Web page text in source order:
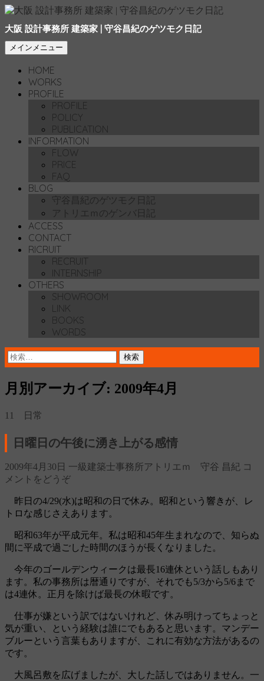
大阪 設計事務所 建築家 | 守谷昌紀のゲツモク日記
検
索
メインメニュー
へ
移
動
HOME
WORKS
PROFILE
PROFILE
POLICY
PUBLICATION
INFORMATION
FLOW
PRICE
FAQ
BLOG
守谷昌紀のゲツモク日記
アトリエｍのゲンバ日記
ACCESS
CONTACT
RICRUIT
RECRUIT
INTERNSHIP
OTHERS
SHOWROOM
LINK
BOOKS
WORDS
検
索:
月別アーカイブ: 2009年4月
11 日常
日曜日の午後に湧き上がる感情
2009年4月30日 一級建築士事務所アトリエｍ 守谷 昌紀 コ
メントをどうぞ
昨日の4/29(水)は昭和の日で休み。昭和という響きが、レ
トロな感じさえあります。
昭和63年が平成元年。私は昭和45年生まれなので、知らぬ
間に平成で過ごした時間のほうが長くなりました。
今年のゴールデンウィークは最長16連休という話しもあり
ます。私の事務所は暦通りですが、それでも5/3から5/6まで
は4連休。正月を除けば最長の休暇です。
仕事が嫌という訳ではないけれど、休み明けってちょっと
気が重い、という経験は誰にでもあると思います。マンデー
ブルーという言葉もありますが、これに有効な方法があるの
です。
大風呂敷を広げましたが、大した話しではありません。一